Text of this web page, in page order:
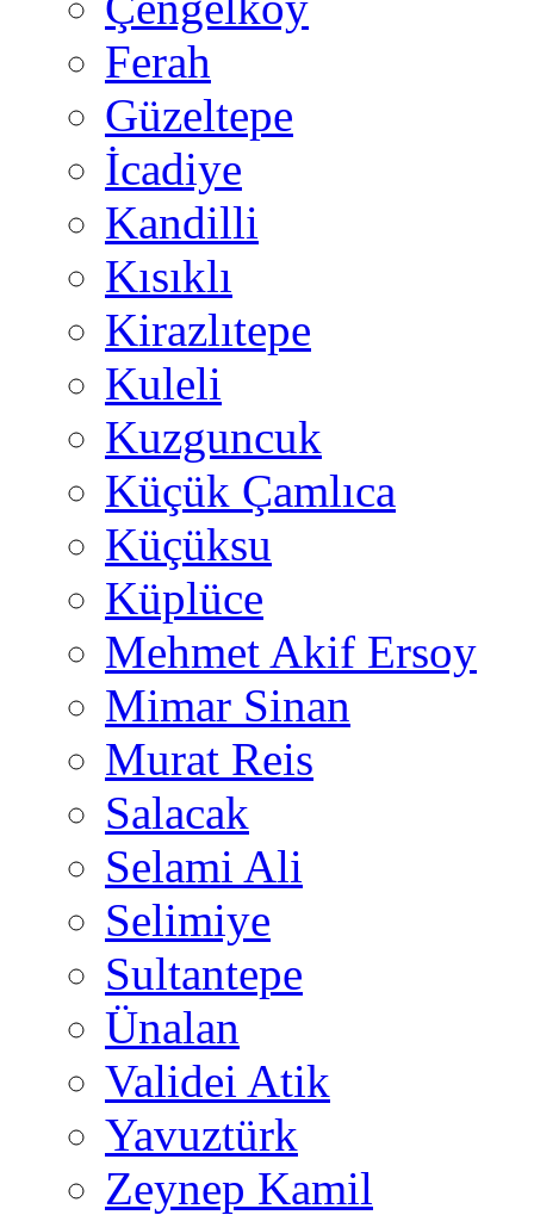
Ferah
Güzeltepe
İcadiye
Kandilli
Kısıklı
Kirazlıtepe
Kuleli
Kuzguncuk
Küçük Çamlıca
Küçüksu
Küplüce
Mehmet Akif Ersoy
Mimar Sinan
Murat Reis
Salacak
Selami Ali
Selimiye
Sultantepe
Ünalan
Validei Atik
Yavuztürk
Zeynep Kamil